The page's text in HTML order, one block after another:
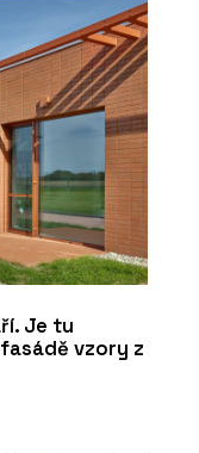
Je tu
vzory z